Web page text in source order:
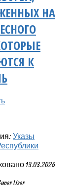
НА
К
Указы
13.03.2026
User